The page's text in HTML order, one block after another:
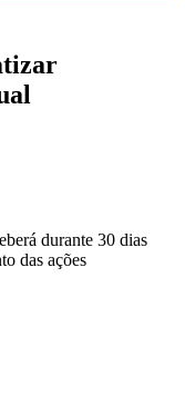
durante 30 dias
das ações